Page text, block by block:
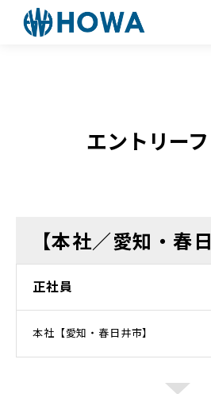
エントリー
【本社／愛知・春
正社員
本社【愛知・春日井市】